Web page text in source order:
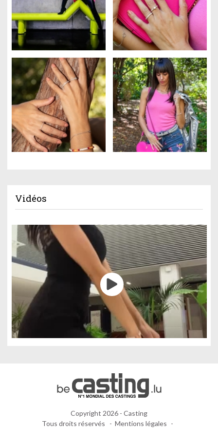
Vidéos
Copyright 2026 - Casting
Tous droits réservés
Mentions légales